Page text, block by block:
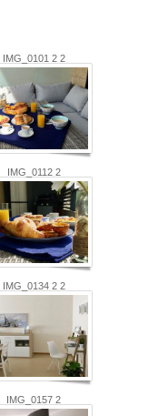
IMG_0101 2 2
IMG_0112 2
IMG_0134 2 2
IMG_0157 2